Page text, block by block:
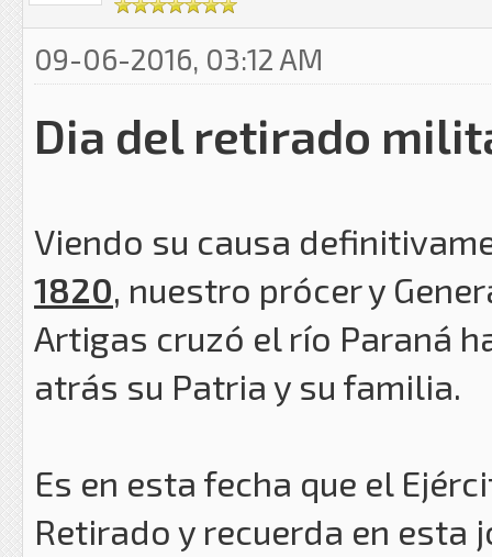
09-06-2016, 03:12 AM
Dia del retirado
Viendo su causa
1820, nuestro prócer y
Artigas cruzó el río Paraná
atrás su Patria y su familia.
Es en esta fecha que el
Retirado y recuerda en